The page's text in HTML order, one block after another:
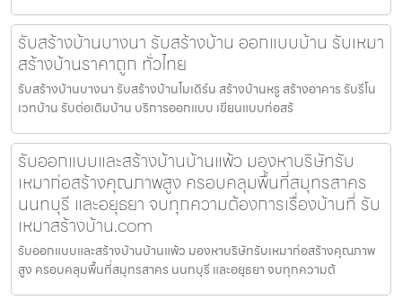
รับสร้างบ้านบางนา รับสร้างบ้าน ออกแบบบ้าน รับเหมา
สร้างบ้านราคาถูก ทั่วไทย
รับสร้างบ้านบางนา รับสร้างบ้านโมเดิร์น สร้างบ้านหรู สร้างอาคาร รับรีโน
เวทบ้าน รับต่อเติมบ้าน บริการออกแบบ เขียนแบบก่อสร้
รับออกแบบและสร้างบ้านบ้านแพ้ว มองหาบริษัทรับ
เหมาก่อสร้างคุณภาพสูง ครอบคลุมพื้นที่สมุทรสาคร
นนทบุรี และอยุธยา จบทุกความต้องการเรื่องบ้านที่ รับ
เหมาสร้างบ้าน.com
รับออกแบบและสร้างบ้านบ้านแพ้ว มองหาบริษัทรับเหมาก่อสร้างคุณภาพ
สูง ครอบคลุมพื้นที่สมุทรสาคร นนทบุรี และอยุธยา จบทุกความต้